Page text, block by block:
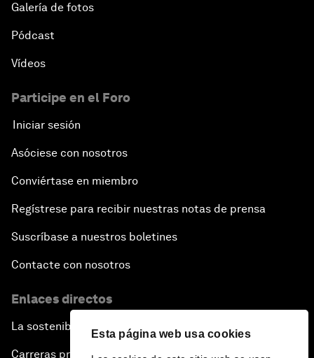
Esta página web usa cookies
Galería de fotos
Pódcast
Vídeos
Participe en el Foro
Iniciar sesión
Asóciese con nosotros
Conviértase en miembro
Regístrese para recibir nuestras notas de prensa
Suscríbase a nuestros boletines
Contacte con nosotros
Enlaces directos
La sostenibilidad en el Foro
Carreras profesionales